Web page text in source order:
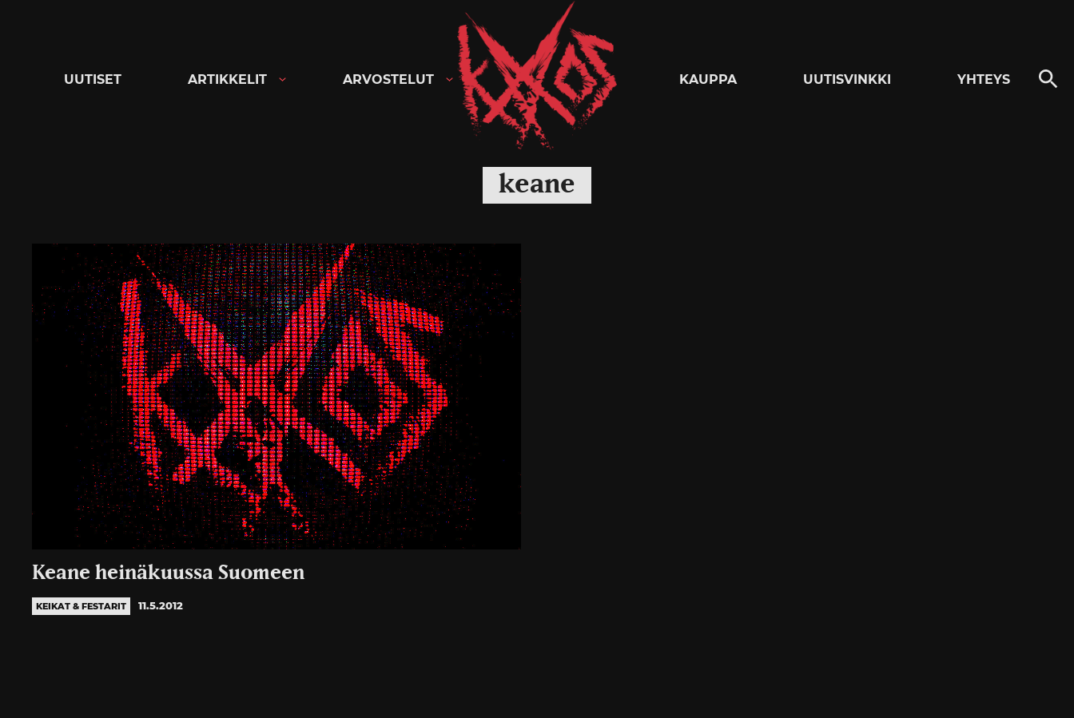
Kaaoszine
UUTISET ARTIKKELIT ARVOSTELUT KAUPPA UUTISVINKKI YHTEYS
keane
Keane heinäkuussa Suomeen
KEIKAT & FESTARIT 11.5.2012